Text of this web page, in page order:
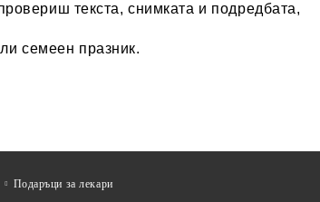
текста, снимката и подредбата,
семеен празник.
Подаръци за лекари